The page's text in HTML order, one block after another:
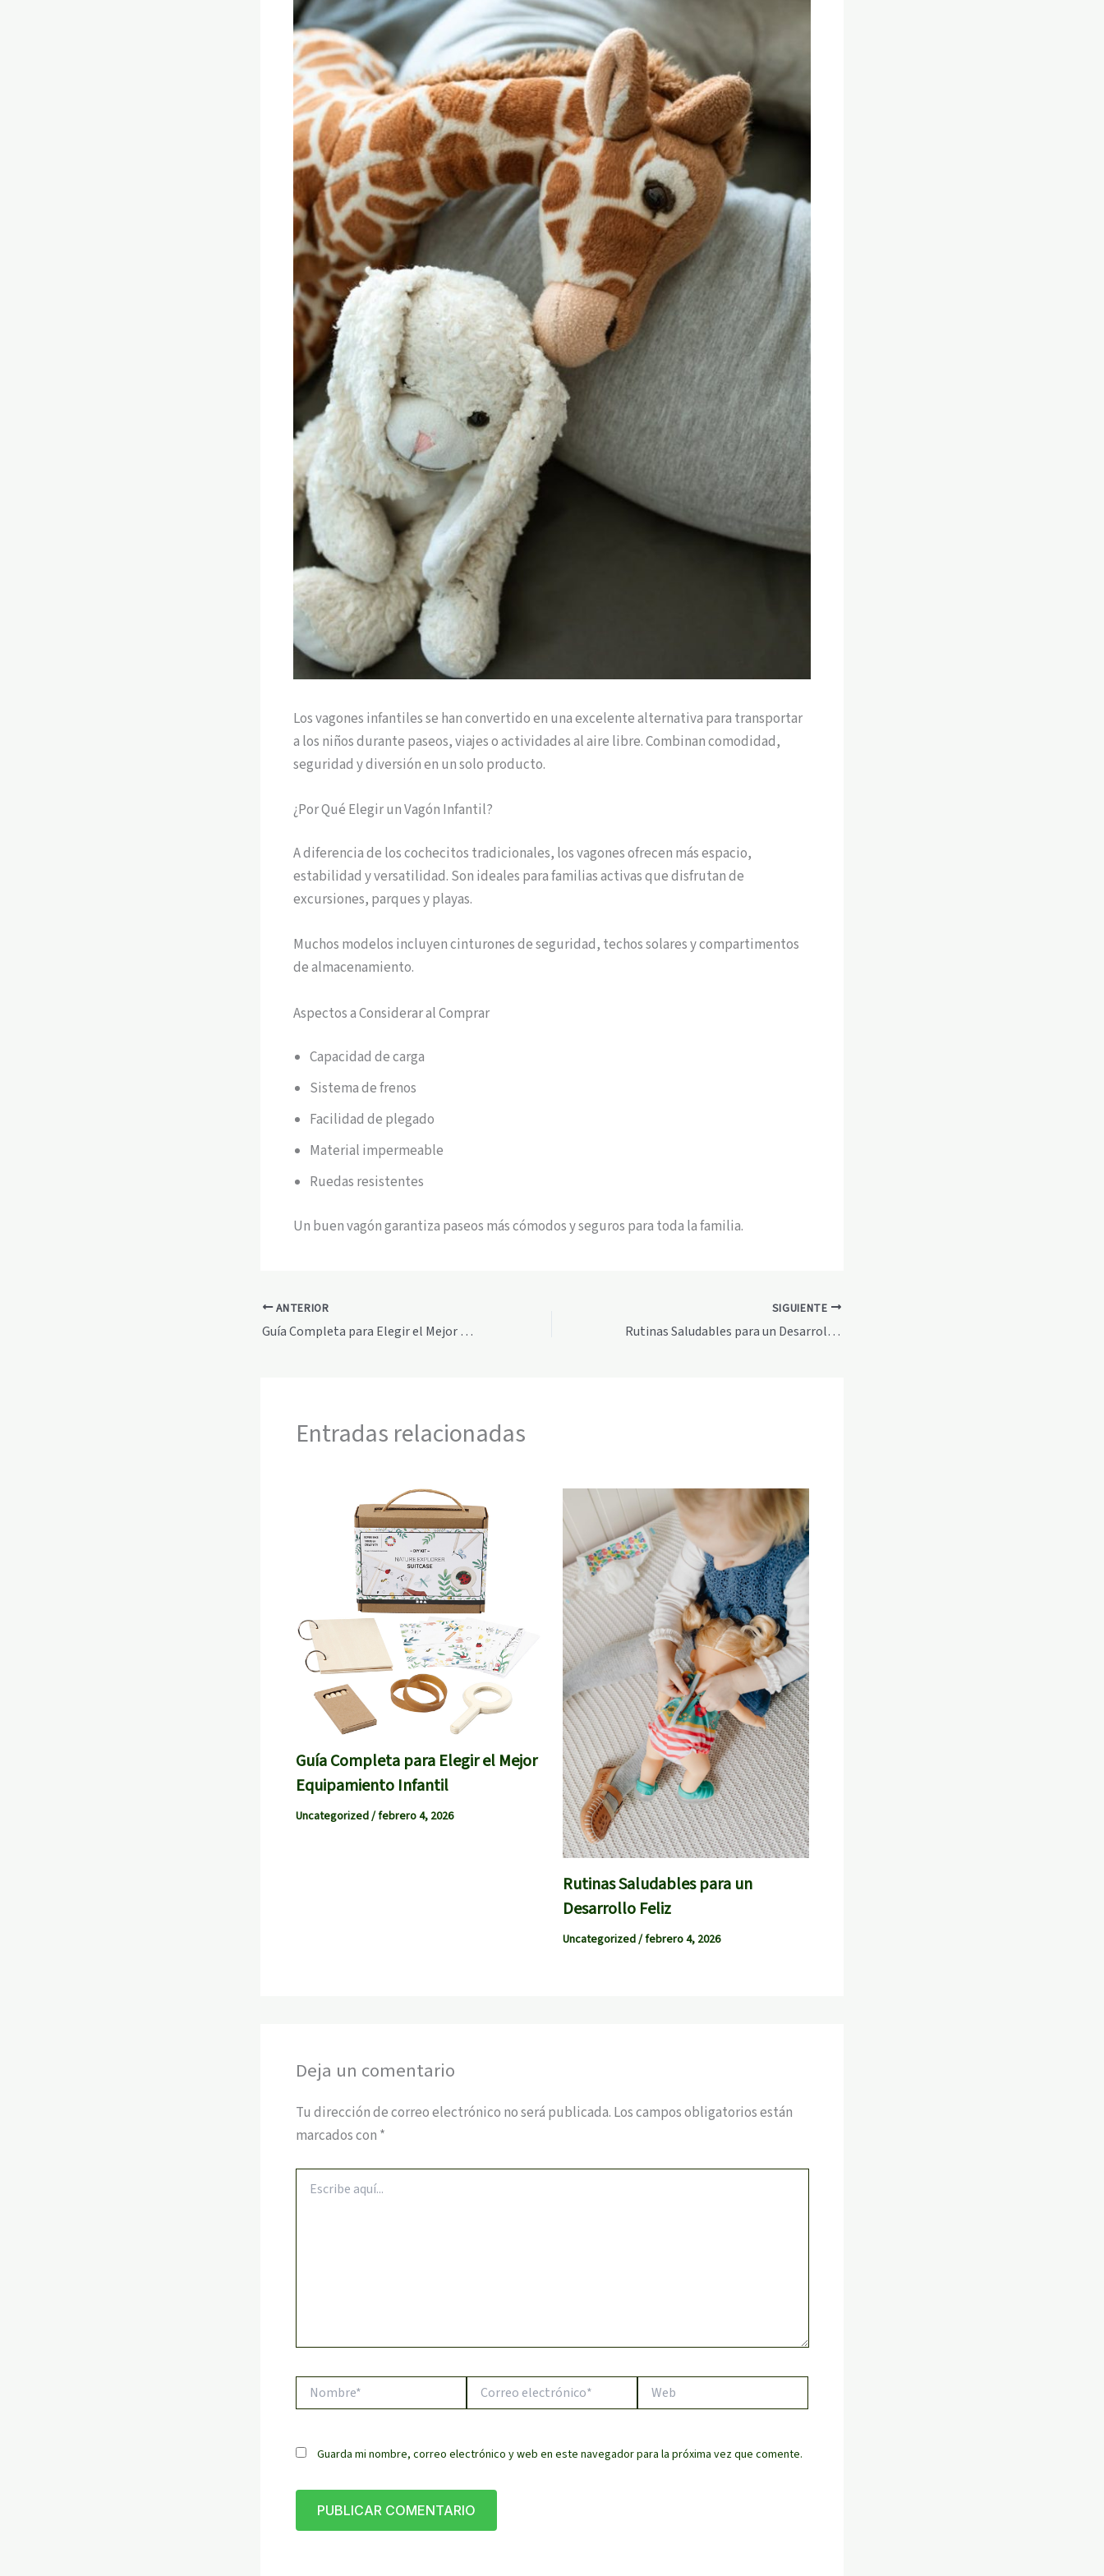
Los vagones infantiles se han convertido en una excelente alternativa para transportar
a los niños durante paseos, viajes o actividades al aire libre. Combinan comodidad,
seguridad y diversión en un solo producto.
¿Por Qué Elegir un Vagón Infantil?
A diferencia de los cochecitos tradicionales, los vagones ofrecen más espacio,
estabilidad y versatilidad. Son ideales para familias activas que disfrutan de
excursiones, parques y playas.
Muchos modelos incluyen cinturones de seguridad, techos solares y compartimentos
de almacenamiento.
Aspectos a Considerar al Comprar
Capacidad de carga
Sistema de frenos
Facilidad de plegado
Material impermeable
Ruedas resistentes
Un buen vagón garantiza paseos más cómodos y seguros para toda la familia.
ANTERIOR
Guía Completa para Elegir el Mejor Equipamiento Infantil
SIGUIENTE
Rutinas Saludables para un Desarrollo Feliz
Entradas relacionadas
Guía Completa para Elegir el Mejor
Equipamiento Infantil
Uncategorized/febrero 4, 2026
Rutinas Saludables para un
Desarrollo Feliz
Uncategorized/febrero 4, 2026
Deja un comentario
Tu dirección de correo electrónico no será publicada. Los campos obligatorios están
marcados con *
aquí...
Nombre*
Correo
electrónico*
Web
Guarda mi nombre, correo electrónico y web en este navegador para la próxima vez que comente.